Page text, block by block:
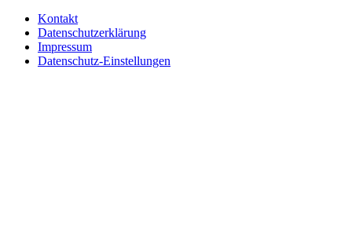
Kontakt
Datenschutzerklärung
Impressum
Datenschutz-Einstellungen